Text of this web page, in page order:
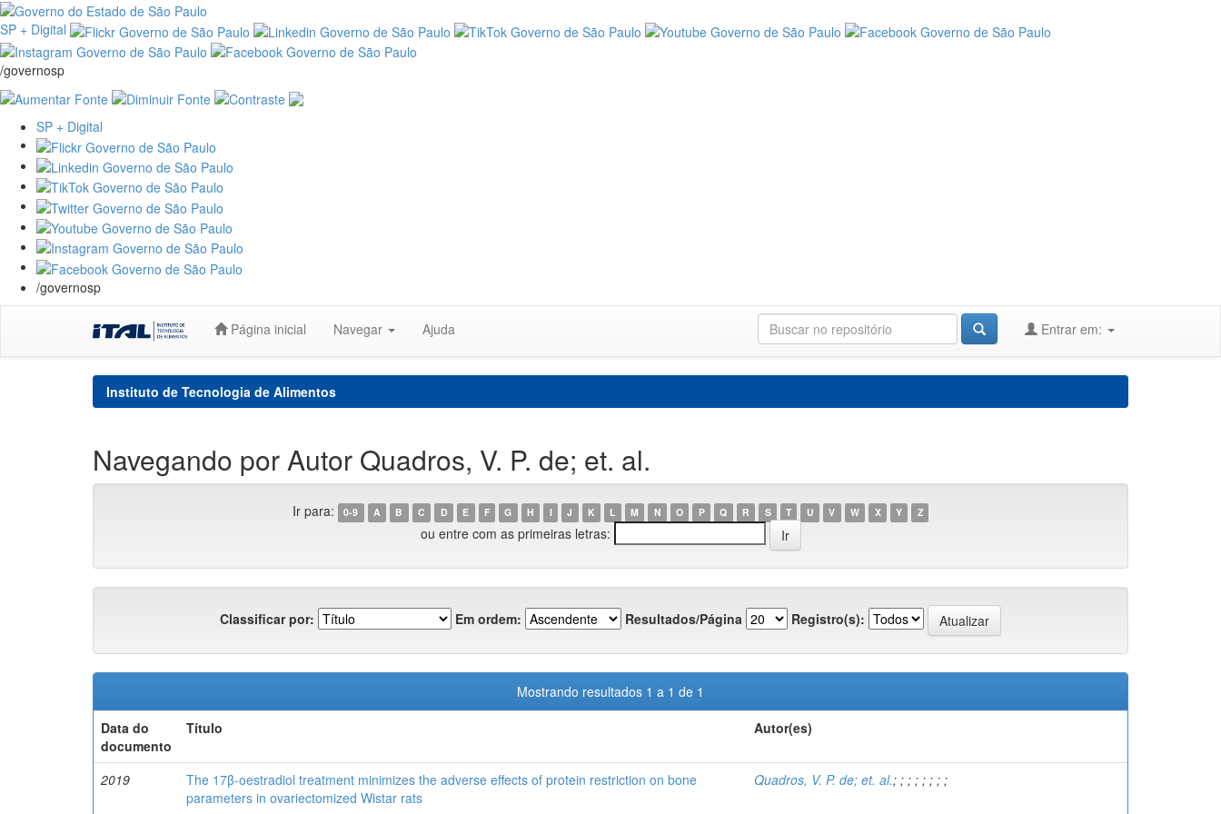
SP + Digital
/governosp
SP + Digital
/governosp
Página inicial Navegar Ajuda Entrar em:
Instituto de Tecnologia de Alimentos
Navegando por Autor Quadros, V. P. de; et. al.
Ir para: 0-9 A B C D E F G H I J K L M N O P Q R S T U V W X Y Z
ou entre com as primeiras letras:
Classificar por: Em ordem: Resultados/Página Registro(s):
Mostrando resultados 1 a 1 de 1
Data do
documento
Título Autor(es)
2019
The 17β-oestradiol treatment minimizes the adverse effects of protein restriction on bone
parameters in ovariectomized Wistar rats
Quadros, V. P. de; et. al.; ; ; ; ; ; ; ;